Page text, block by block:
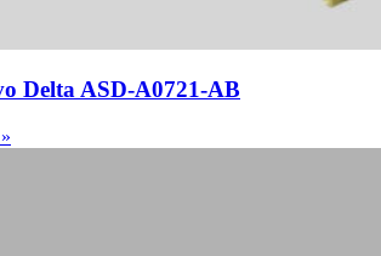
Delta ASD-A0721-AB